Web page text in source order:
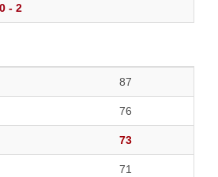
0 - 2
87
76
73
71